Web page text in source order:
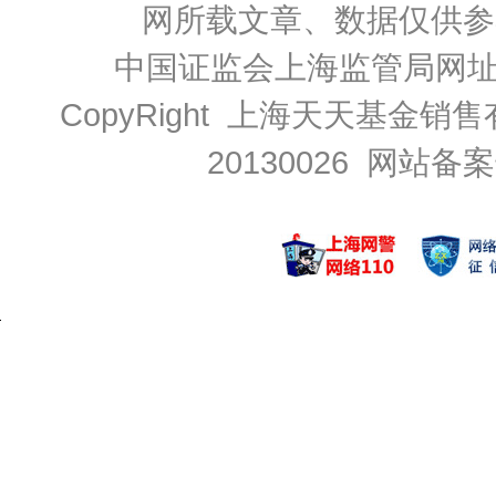
网所载文章、数据仅供
中国证监会上海监管局网
CopyRight 上海天天基金销
20130026 网站备